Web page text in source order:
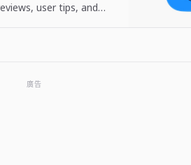
user tips, and
廣告